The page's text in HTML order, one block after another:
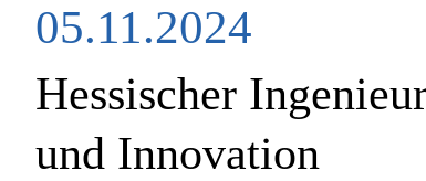
05.11.2024
Hessischer
und Innovation